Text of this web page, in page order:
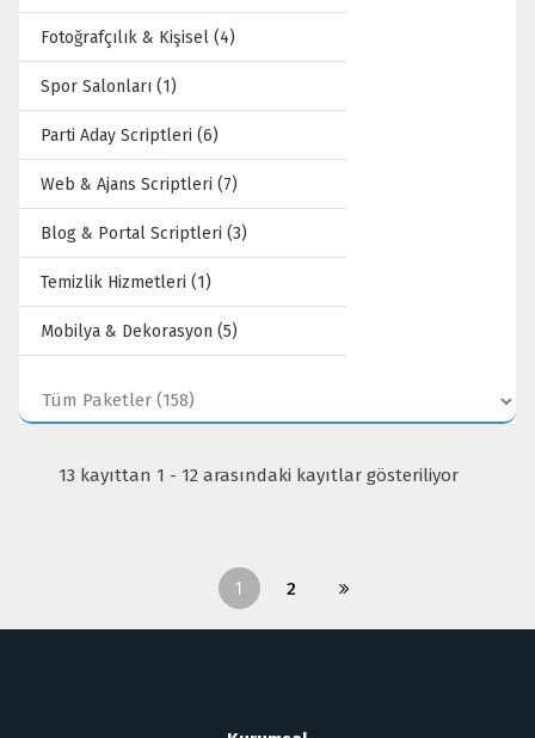
Fotoğrafçılık & Kişisel (4)
Spor Salonları (1)
Parti Aday Scriptleri (6)
Web & Ajans Scriptleri (7)
Blog & Portal Scriptleri (3)
Temizlik Hizmetleri (1)
Mobilya & Dekorasyon (5)
13 kayıttan 1 - 12 arasındaki kayıtlar gösteriliyor
1 2